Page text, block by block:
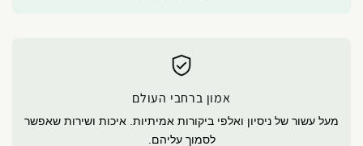
אמון ברחבי העולם
מעל עשור של ניסיון ואלפי ביקורות אמיתיות. איכות ושירות שאפשר
לסמוך עליהם.